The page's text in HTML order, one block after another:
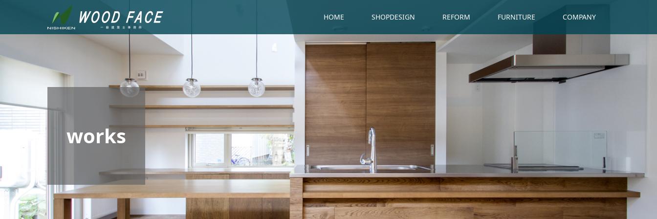
HOME SHOPDESIGN REFORM FURNITURE COMPANY
works